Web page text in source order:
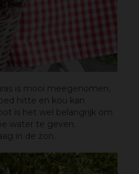
is mooi meegenomen,
hitte en kou kan
is het wel belangrijk om
water te geven.
in de zon.